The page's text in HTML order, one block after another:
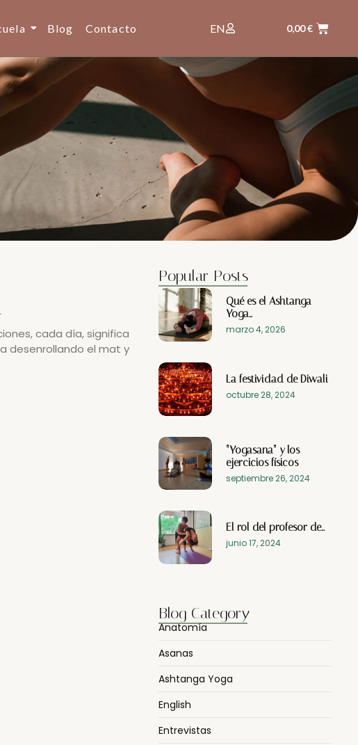
Blog Contacto EN 0,00€
cada día, significa
desenrollando el mat y
Popular Posts
Qué es el Ashtanga
Yoga…
marzo 4, 2026
La festividad de Diwali
octubre 28, 2024
“Yogasana” y los
ejercicios físicos
septiembre 26, 2024
El rol del profesor de…
junio 17, 2024
Blog Category
Anatomía
Asanas
Ashtanga Yoga
English
Entrevistas